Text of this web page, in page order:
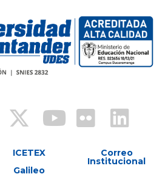
ICETEX
Galileo
Correo
Institucional